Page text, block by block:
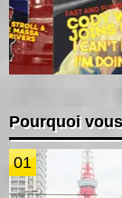
Pourquoi
01